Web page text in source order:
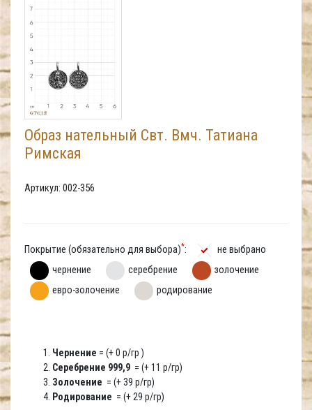
Образ нательный Свт. Вмч. Татиана
Римская
Артикул: 002-356
Покрытие (обязательно для выбора)*:
не выбрано
чернение
серебрение
золочение
евро-золочение
родирование
Чернение = (+ 0 р/гр )
Серебрение 999,9 = (+ 11 р/гр)
Золочение = (+ 39 р/гр)
Родирование = (+ 29 р/гр)